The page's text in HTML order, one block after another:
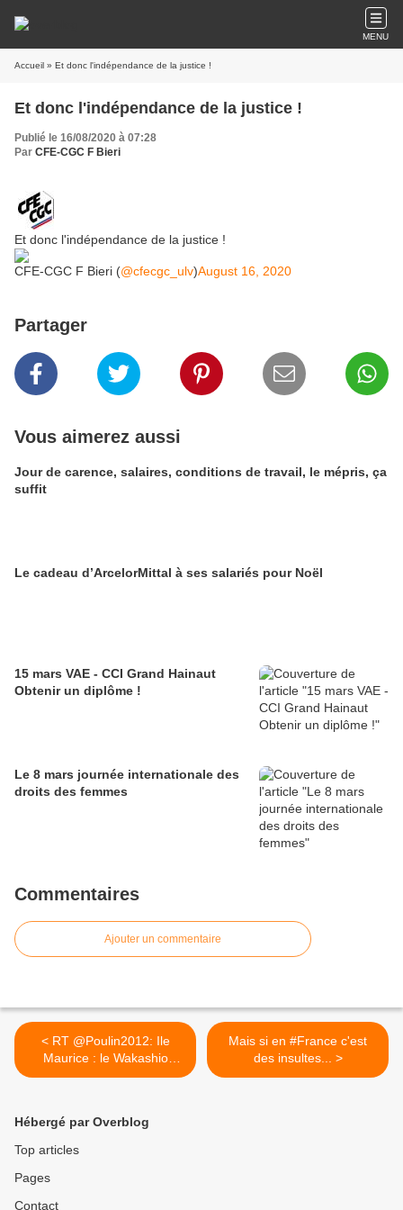
MENU
Accueil » Et donc l'indépendance de la justice !
Et donc l'indépendance de la justice !
Publié le 16/08/2020 à 07:28
Par CFE-CGC F Bieri
Et donc l'indépendance de la justice !
CFE-CGC F Bieri (@cfecgc_ulv)August 16, 2020
Partager
Vous aimerez aussi
Jour de carence, salaires, conditions de travail, le mépris, ça
suffit
Le cadeau d’ArcelorMittal à ses salariés pour Noël
15 mars VAE - CCI Grand Hainaut
Obtenir un diplôme !
Le 8 mars journée internationale des
droits des femmes
Commentaires
Ajouter un commentaire
< RT @Poulin2012: Ile
Maurice : le Wakashio
s’est...
Mais si en #France c'est
des insultes... >
Hébergé par Overblog
Top articles
Pages
Contact